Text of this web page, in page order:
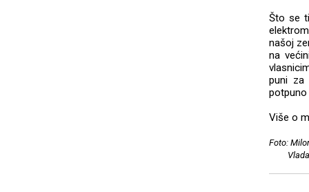
Što se
našoj
na
puni za
potpuno
Više o
Foto: